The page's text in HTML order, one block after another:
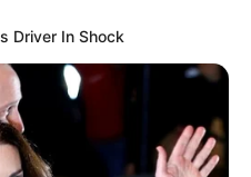
Her In The 80s & This
Driver In Shock